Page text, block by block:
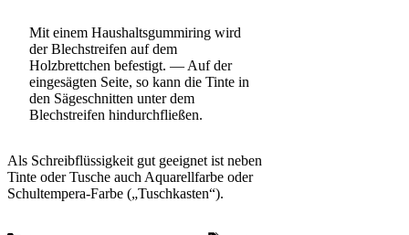
Mit einem Haushaltsgummiring wird
der Blechstreifen auf dem
Holzbrettchen befestigt. — Auf der
eingesägten Seite, so kann die Tinte in
den Sägeschnitten unter dem
Blechstreifen hindurchfließen.
Als Schreibflüssigkeit gut geeignet ist neben
Tinte oder Tusche auch Aquarellfarbe oder
Schultempera-Farbe („Tuschkasten“).